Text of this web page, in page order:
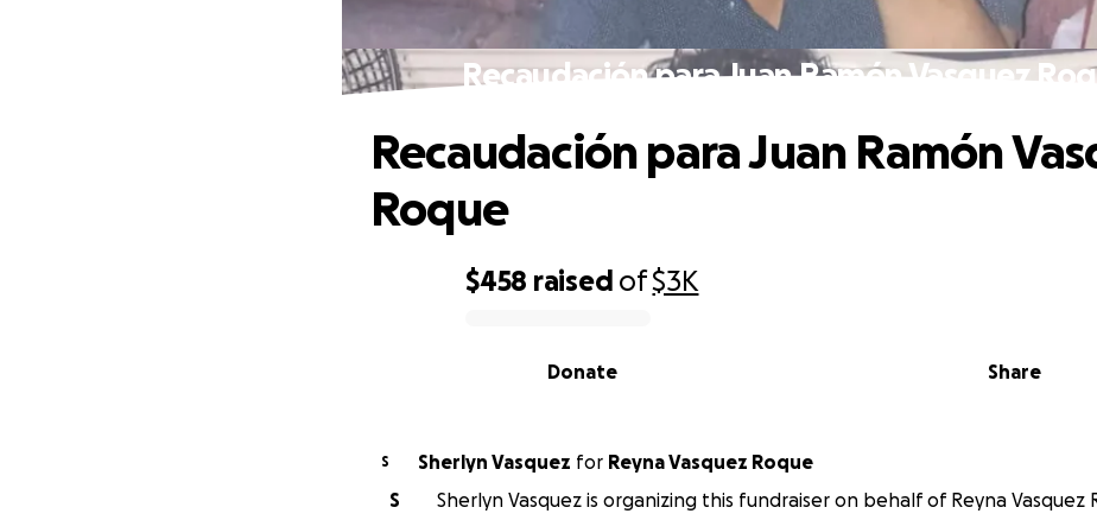
Recaudación para Juan Ramón Vasquez
$458 raised of$3K
Share
Donate
Recaudación para Juan Ramón
Roque
S Sherlyn Vasquez for Reyna Vasquez Roque
S
Sherlyn Vasquez is organizing this fundraiser on behalf of Reyna Vasquez